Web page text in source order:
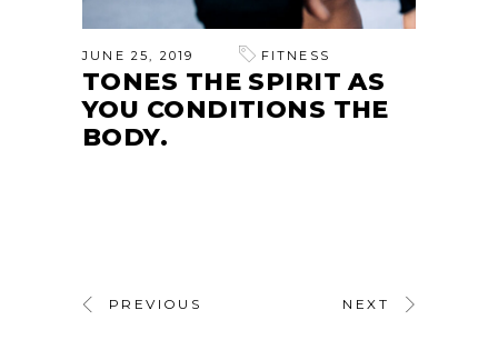
JUNE 25, 2019 FITNESS
TONES THE SPIRIT AS
YOU CONDITIONS THE
BODY.
PREVIOUS NEXT